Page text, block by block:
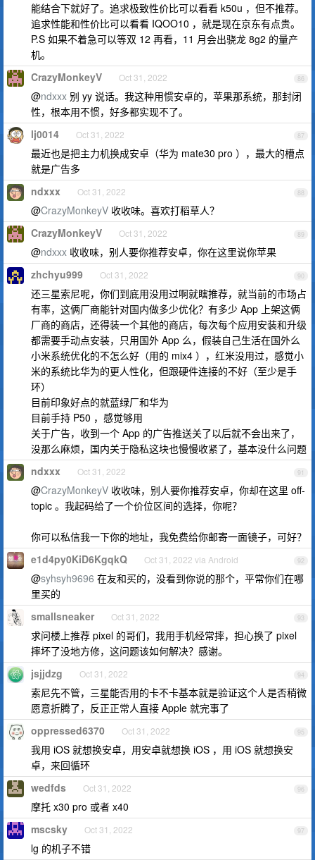
能结合下就好了。追求极致性价比可以看看 k50u ，但不推荐。
追求性能和性价比可以看看 IQOO10 ，就是现在京东有点贵。
P.S 如果不着急可以等双 12 再看，11 月会出骁龙 8g2 的量产
机。
86
CrazyMonkeyV Oct 31, 2022
@ndxxx 别 yy 说话。我这种用惯安卓的，苹果那系统，那封闭
性，根本用不惯，好多都实现不了。
87
lj0014 Oct 31, 2022
最近也是把主力机换成安卓（华为 mate30 pro ），最大的槽点
就是广告多
88
ndxxx Oct 31, 2022
@CrazyMonkeyV 收收味。喜欢打稻草人？
89
CrazyMonkeyV Oct 31, 2022
@ndxxx 收收味，别人要你推荐安卓，你在这里说你苹果
90
zhchyu999 Oct 31, 2022
还三星索尼呢，你们到底用没用过啊就瞎推荐，就当前的市场占
有率，这俩厂商能针对国内做多少优化？有多少 App 上架这俩
厂商的商店，还得装一个其他的商店，每次每个应用安装和升级
都需要手动点安装，只用国外 App 么，假装自己生活在国外么
小米系统优化的不怎么好（用的 mix4 ），红米没用过，感觉小
米的系统比华为的更人性化，但跟硬件连接的不好（至少是手
环）
目前印象好点的就蓝绿厂和华为
目前手持 P50 ，感觉够用
关于广告，收到一个 App 的广告推送关了以后就不会出来了，
没那么麻烦，国内关于隐私这块也慢慢收紧了，基本没什么问题
91
ndxxx Oct 31, 2022
@CrazyMonkeyV 收收味，别人要你推荐安卓，你却在这里 off-
topic 。我起码给了一个价位区间的选择，你呢？
你可以私信我一下你的地址，我免费给你邮寄一面镜子，可好？
92
e1d4py0KiD6KgqkQ Oct 31, 2022 via Android
@syhsyh9696 在友和买的，没看到你说的那个，平常你们在哪
里买的
93
smallsneaker Oct 31, 2022
求问楼上推荐 pixel 的哥们，我用手机经常摔，担心换了 pixel
摔坏了没地方修，这问题该如何解决？感谢。
94
jsjjdzg Oct 31, 2022
索尼先不管，三星能否用的卡不卡基本就是验证这个人是否稍微
愿意折腾了，反正正常人直接 Apple 就完事了
95
oppressed6370 Oct 31, 2022
我用 iOS 就想换安卓，用安卓就想换 iOS ，用 iOS 就想换安
卓，来回循环
96
wedfds Oct 31, 2022
摩托 x30 pro 或者 x40
97
mscsky Oct 31, 2022
lg 的机子不错